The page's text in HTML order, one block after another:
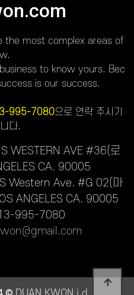
the most complex areas of
to know yours. Bec
is our success.
995-7080으로 연락 주시기
다.
WESTERN AVE #36(로
CA. 90005
Western Ave. #G 02(마
ANGELES CA. 90005
995-7080